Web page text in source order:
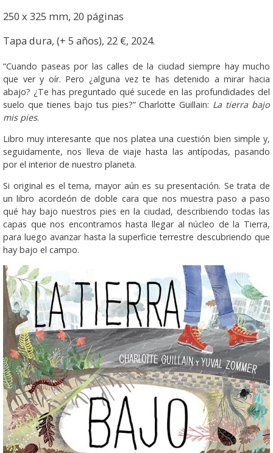
250 x 325 mm, 20 páginas
Tapa dura, (+ 5 años), 22 €, 2024.
“Cuando paseas por las calles de la ciudad siempre hay mucho
que ver y oír. Pero ¿alguna vez te has detenido a mirar hacia
abajo? ¿Te has preguntado qué sucede en las profundidades del
suelo que tienes bajo tus pies?” Charlotte Guillain: La tierra bajo
mis pies.
Libro muy interesante que nos platea una cuestión bien simple y,
seguidamente, nos lleva de viaje hasta las antípodas, pasando
por el interior de nuestro planeta.
Si original es el tema, mayor aún es su presentación. Se trata de
un libro acordeón de doble cara que nos muestra paso a paso
qué hay bajo nuestros pies en la ciudad, describiendo todas las
capas que nos encontramos hasta llegar al núcleo de la Tierra,
para luego avanzar hasta la superficie terrestre descubriendo que
hay bajo el campo.